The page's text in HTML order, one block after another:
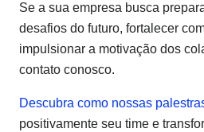
Se a sua empresa busca
desafios do futuro, fortalecer
impulsionar a motivação dos
contato conosco.
Descubra como nossas
positivamente seu time e